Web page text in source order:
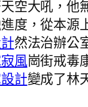
空大吼，他
度，從本源
然法治辦公
風崗街戒毒
計變成了林